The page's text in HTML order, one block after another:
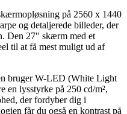
på 2560 x 1440
og detaljerede billeder, der
Den 27″ skærm med et
til at få mest muligt ud af
bruger W-LED (White Light
en lysstyrke på 250 cd/m²,
der fordyber dig i
får du også en kontrast på